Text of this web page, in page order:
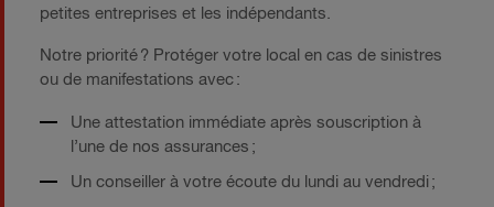
petites entreprises et les indépendants.
Notre priorité ? Protéger votre local en cas de sinistres
ou de manifestations avec :
Une attestation immédiate après souscription à
l’une de nos assurances ;
Un conseiller à votre écoute du lundi au vendredi ;